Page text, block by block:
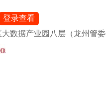
登录查看
数据产业园八层（龙州管